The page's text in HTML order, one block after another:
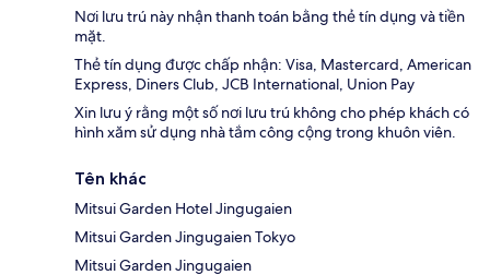
Nơi lưu trú này nhận thanh toán bằng thẻ tín dụng và tiền
mặt.
Thẻ tín dụng được chấp nhận: Visa, Mastercard, American
Express, Diners Club, JCB International, Union Pay
Xin lưu ý rằng một số nơi lưu trú không cho phép khách có
hình xăm sử dụng nhà tắm công cộng trong khuôn viên.
Tên khác
Mitsui Garden Hotel Jingugaien
Mitsui Garden Jingugaien Tokyo
Mitsui Garden Jingugaien